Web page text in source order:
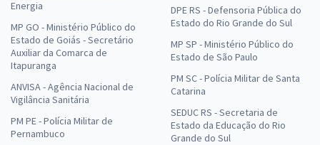
Energia
MP GO - Ministério Público do
Estado de Goiás - Secretário
Auxiliar da Comarca de
Itapuranga
ANVISA - Agência Nacional de
Vigilância Sanitária
PM PE - Polícia Militar de
Pernambuco
DPE RS - Defensoria Pública do
Estado do Rio Grande do Sul
MP SP - Ministério Público do
Estado de São Paulo
PM SC - Polícia Militar de Santa
Catarina
SEDUC RS - Secretaria de
Estado da Educação do Rio
Grande do Sul